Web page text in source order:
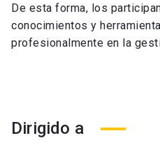
De esta forma, los
conocimientos y
profesionalmente en la
Dirigido a